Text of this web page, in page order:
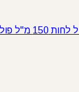
מ"ל פול מיטשל